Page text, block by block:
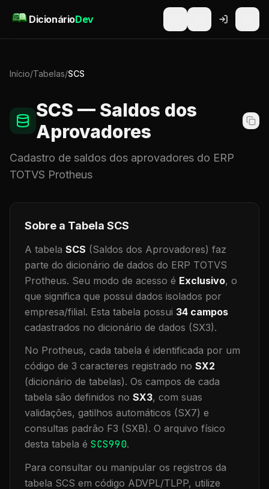
DicionárioDev
Início/Tabelas/SCS
SCS — Saldos dos
Aprovadores
Cadastro de saldos dos aprovadores do ERP
TOTVS Protheus
Sobre a Tabela SCS
A tabela SCS (Saldos dos Aprovadores) faz
parte do dicionário de dados do ERP TOTVS
Protheus. Seu modo de acesso é Exclusivo, o
que significa que possui dados isolados por
empresa/filial. Esta tabela possui 34 campos
cadastrados no dicionário de dados (SX3).
No Protheus, cada tabela é identificada por um
código de 3 caracteres registrado no SX2
(dicionário de tabelas). Os campos de cada
tabela são definidos no SX3, com suas
validações, gatilhos automáticos (SX7) e
consultas padrão F3 (SXB). O arquivo físico
desta tabela é SCS990.
Para consultar ou manipular os registros da
tabela SCS em código ADVPL/TLPP, utilize